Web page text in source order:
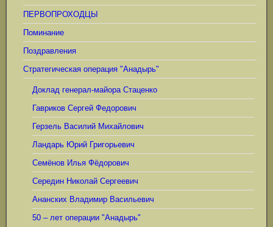
ПЕРВОПРОХОДЦЫ
Поминание
Поздравления
Стратегическая операция "Анадырь"
Доклад генерал-майора Стаценко
Гавриков Сергей Федорович
Герзель Василий Михайлович
Ландарь Юрий Григорьевич
Семёнов Илья Фёдорович
Середин Николай Сергеевич
Ананских Владимир Васильевич
50 – лет операции "Анадырь"